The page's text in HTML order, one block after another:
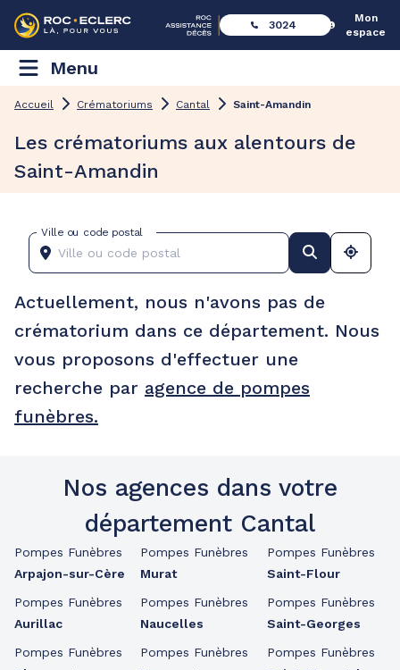
3024
Mon
espace
Menu
Accueil Crématoriums Cantal Saint-Amandin
Les crématoriums aux alentours de
Saint-Amandin
Ville ou code postal
Actuellement, nous n'avons pas de
crématorium dans ce département. Nous
vous proposons d'effectuer une
recherche par agence de pompes
funèbres.
Nos agences dans votre
département Cantal
Pompes Funèbres
Arpajon-sur-Cère
Pompes Funèbres
Aurillac
Pompes Funèbres
Pompes Funèbres
Murat
Pompes Funèbres
Naucelles
Pompes Funèbres
Pompes Funèbres
Saint-Flour
Pompes Funèbres
Saint-Georges
Pompes Funèbres